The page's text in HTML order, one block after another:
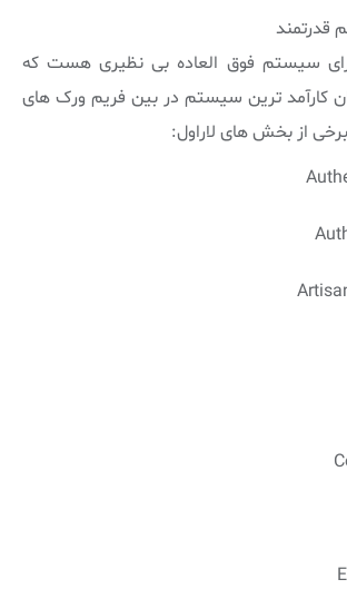
قدرتمند
سیستم فوق العاده بی نظیری هست که
کارآمد ترین سیستم در بین فریم ورک های